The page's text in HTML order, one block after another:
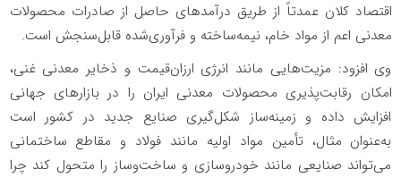
اقتصاد کلان عمدتاً از طریق درآمدهای حاصل از صادرات محصولات
معدنی اعم از مواد خام، نیمه‌ساخته و فرآوری‌شده قابل‌سنجش است.
وی افزود: مزیت‌هایی مانند انرژی ارزان‌قیمت و ذخایر معدنی غنی،
امکان رقابت‌پذیری محصولات معدنی ایران را در بازارهای جهانی
افزایش داده و زمینه‌ساز شکل‌گیری صنایع جدید در کشور است
به‌عنوان مثال، تأمین مواد اولیه مانند فولاد و مقاطع ساختمانی
می‌تواند صنایعی مانند خودروسازی و ساخت‌وساز را متحول کند چرا